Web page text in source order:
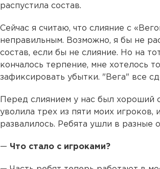
распустила состав.
Сейчас я считаю, что слияние с
неправильным. Возможно, я бы не
состав, если бы не слияние. Но на
кончалось терпение, мне хотелось
зафиксировать убытки. "Вега" все
Перед слиянием у нас был хороший
уволила трех из пяти моих игроков,
развалилось. Ребята ушли в разные
— Что стало с игроками?